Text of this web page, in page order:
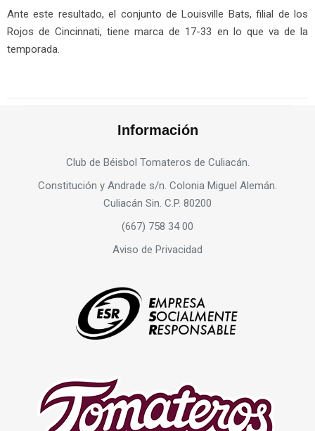
Ante este resultado, el conjunto de Louisville Bats, filial de los
Rojos de Cincinnati, tiene marca de 17-33 en lo que va de la
temporada.
Información
Club de Béisbol Tomateros de Culiacán.
Constitución y Andrade s/n. Colonia Miguel Alemán.
Culiacán Sin. C.P. 80200
(667) 758 34 00
Aviso de Privacidad